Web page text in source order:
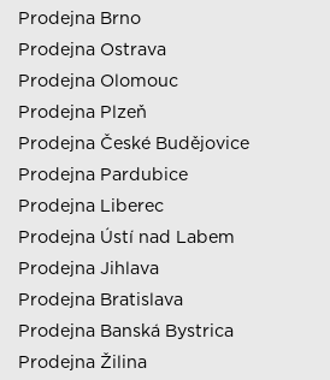
Prodejna Brno
Prodejna Ostrava
Prodejna Olomouc
Prodejna Plzeň
Prodejna České Budějovice
Prodejna Pardubice
Prodejna Liberec
Prodejna Ústí nad Labem
Prodejna Jihlava
Prodejna Bratislava
Prodejna Banská Bystrica
Prodejna Žilina